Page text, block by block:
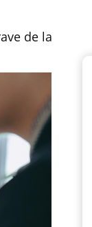
de la